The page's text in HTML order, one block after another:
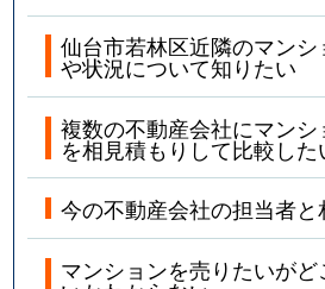
仙台市若林区近隣のマン
や状況について知りたい
複数の不動産会社にマン
を相見積もりして比較した
今の不動産会社の担当者と
マンションを売りたいが